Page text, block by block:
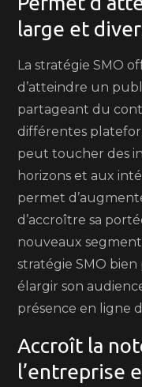
large et
La stratégie SMO
d’atteindre un
partageant du
différentes
peut toucher des
horizons et aux
permet
d’accroître sa
nouveaux
stratégie SMO
élargir son
présence en ligne
Accroît la
l’entreprise